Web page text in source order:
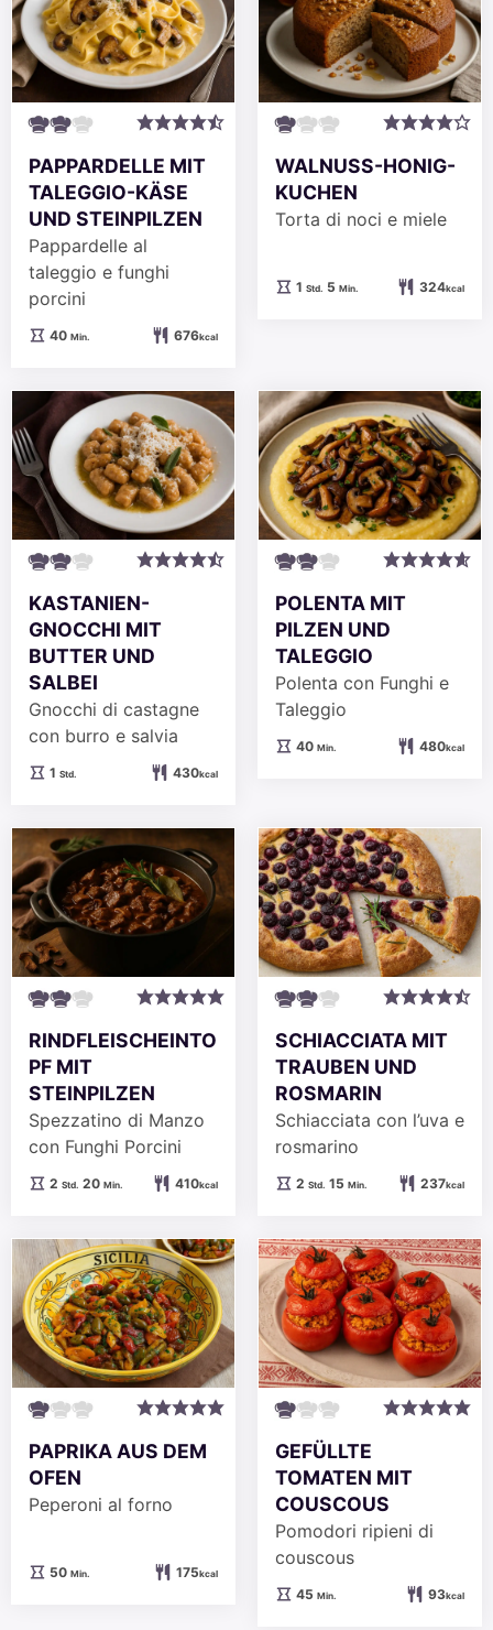
PAPPARDELLE MIT
TALEGGIO-KÄSE
UND STEINPILZEN
Pappardelle al
taleggio e funghi
porcini
40Minuten
Min. 676kcal
WALNUSS-HONIG-
KUCHEN
Torta di noci e miele
1Stunde
Std. 5Minuten
Min. 324kcal
KASTANIEN-
GNOCCHI MIT
BUTTER UND
SALBEI
Gnocchi di castagne
con burro e salvia
1Stunde
Std. 430kcal
POLENTA MIT
PILZEN UND
TALEGGIO
Polenta con Funghi e
Taleggio
40Minuten
Min. 480kcal
RINDFLEISCHEINTO
PF MIT
STEINPILZEN
Spezzatino di Manzo
con Funghi Porcini
2Stunden
Std. 20Minuten
Min. 410kcal
SCHIACCIATA MIT
TRAUBEN UND
ROSMARIN
Schiacciata con l’uva e
rosmarino
2Stunden
Std. 15Minuten
Min. 237kcal
PAPRIKA AUS DEM
OFEN
Peperoni al forno
50Minuten
Min. 175kcal
GEFÜLLTE
TOMATEN MIT
COUSCOUS
Pomodori ripieni di
couscous
45Minuten
Min. 93kcal